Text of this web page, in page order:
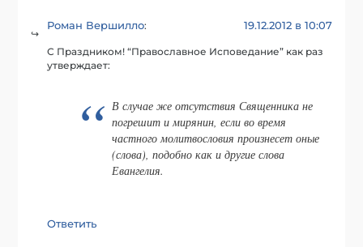
Роман Вершилло: 19.12.2012 в 10:07
С Праздником! “Православное Исповедание” как раз
утверждает:
В случае же отсутствия Священника не
погрешит и мирянин, если во время
частного молитвословия произнесет оные
(слова), подобно как и другие слова
Евангелия.
Ответить